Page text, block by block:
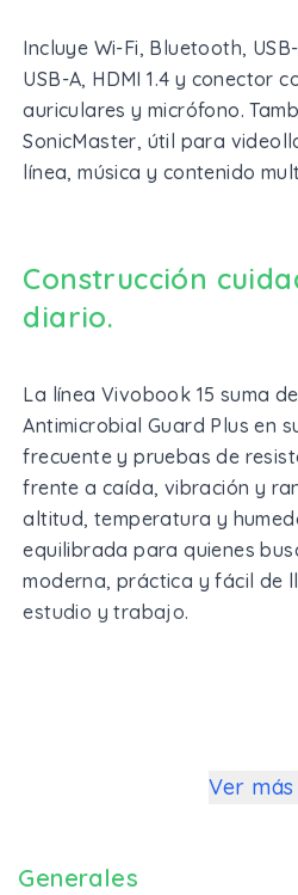
Incluye Wi-Fi, Bluetooth,
USB-A, HDMI 1.4 y conector
auriculares y micrófono.
SonicMaster, útil para
línea, música y contenido
Construcción
diario.
La línea Vivobook 15 suma
Antimicrobial Guard Plus en
frecuente y pruebas de
frente a caída, vibración y
altitud, temperatura y
equilibrada para quienes
moderna, práctica y fácil de
estudio y trabajo.
Ver más
Generales